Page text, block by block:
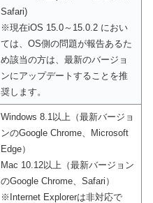
Safari)
※現在iOS 15.0～15.0.2 におい
ては、OS側の問題が報告あるた
め該当の方は、最新のバージョ
ンにアップデートすることを推
奨します。
Windows 8.1以上（最新バージョ
ンのGoogle Chrome、Microsoft
Edge）
Mac 10.12以上（最新バージョン
のGoogle Chrome、Safari）
※Internet Explorerは非対応で